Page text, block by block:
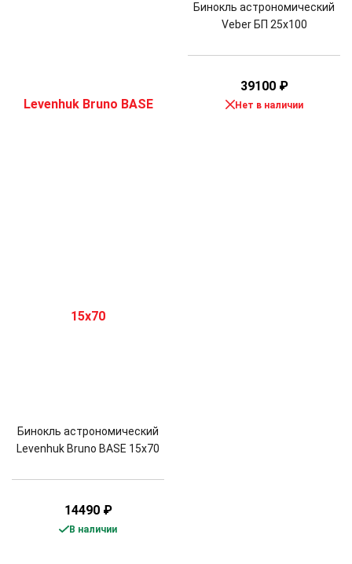
Бинокль астрономический
Levenhuk Bruno BASE 15x70
14490 ₽
В наличии
Бинокль астрономический
Veber БП 25x100
39100 ₽
Нет в наличии